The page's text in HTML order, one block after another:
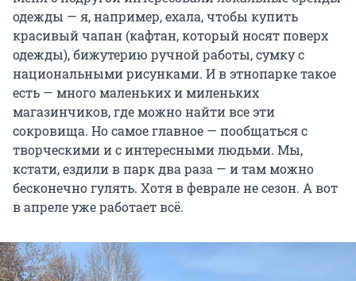
одежды — я, например, ехала, чтобы купить
красивый чапан (кафтан, который носят поверх
одежды), бижутерию ручной работы, сумку с
национальными рисунками. И в этнопарке такое
есть — много маленьких и миленьких
магазинчиков, где можно найти все эти
сокровища. Но самое главное — пообщаться с
творческими и с интересными людьми. Мы,
кстати, ездили в парк два раза — и там можно
бесконечно гулять. Хотя в феврале не сезон. А вот
в апреле уже работает всё.